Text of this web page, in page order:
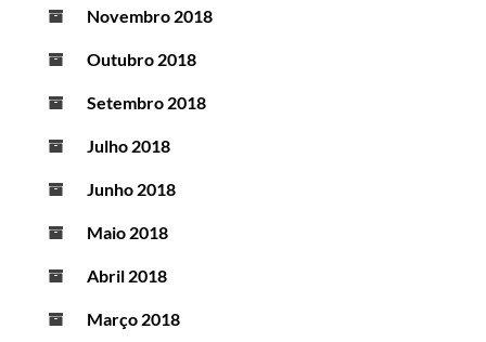
Novembro 2018
Outubro 2018
Setembro 2018
Julho 2018
Junho 2018
Maio 2018
Abril 2018
Março 2018